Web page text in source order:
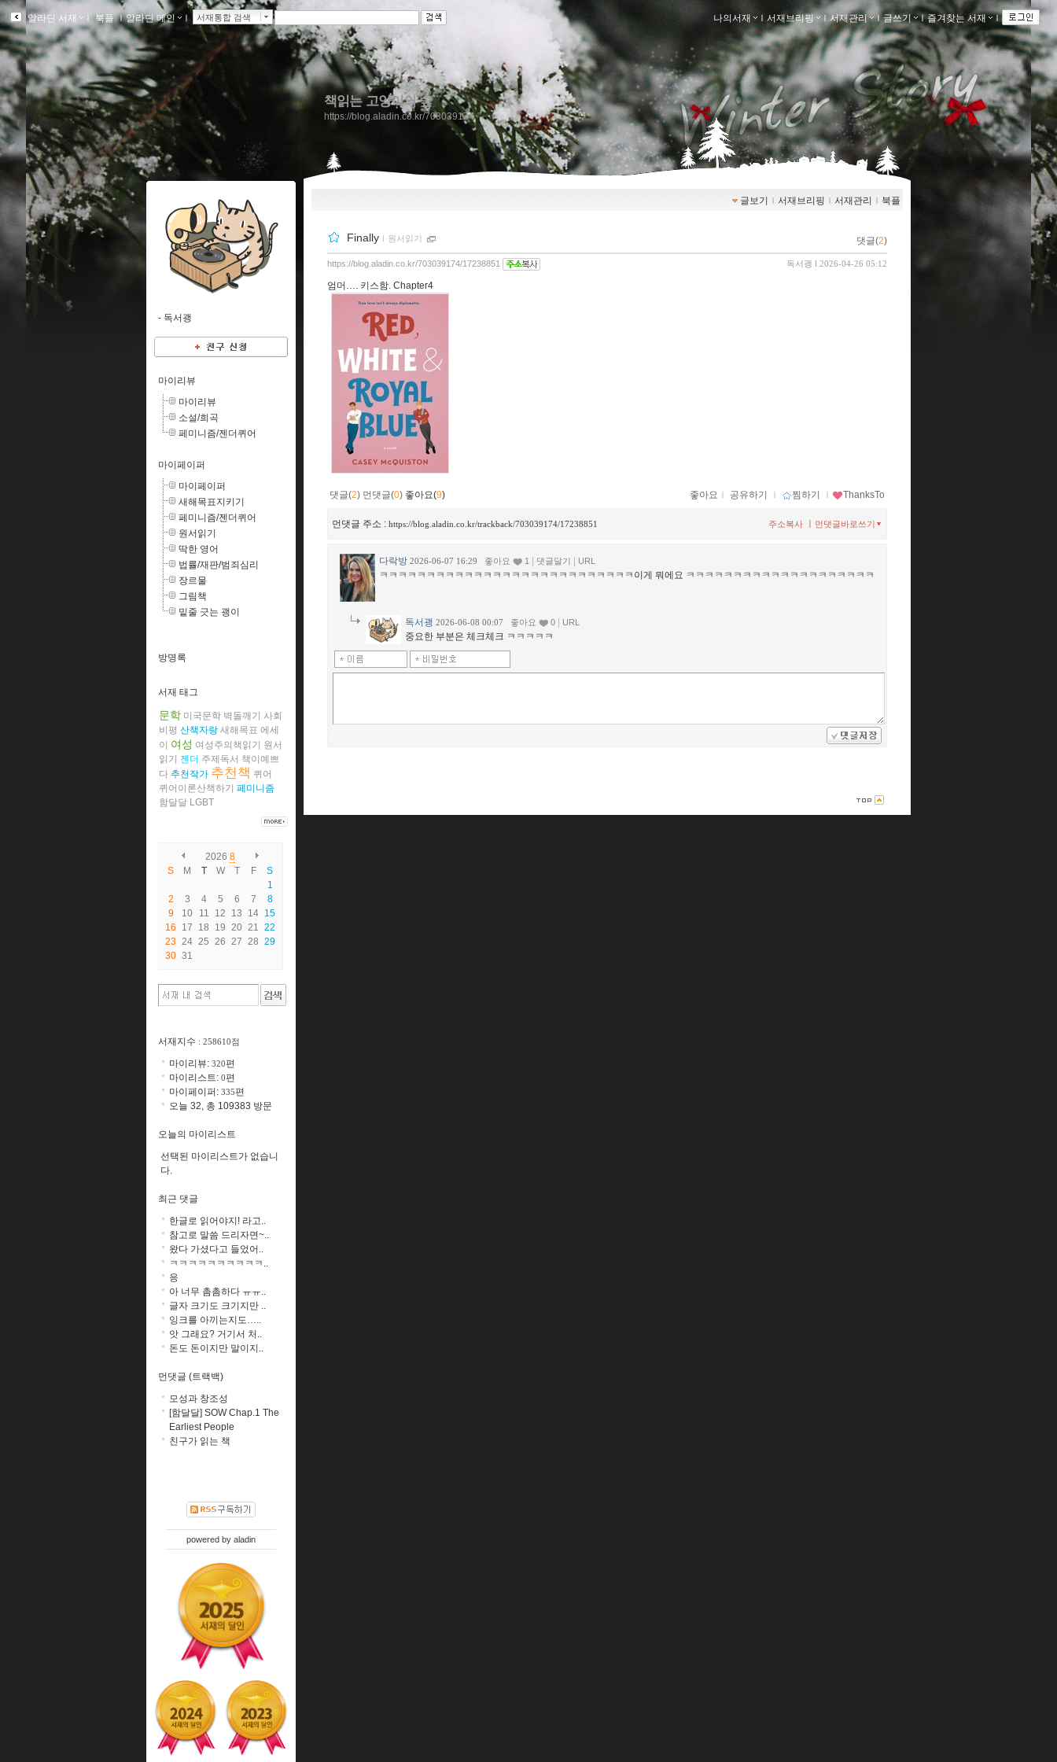
알라딘 서재 ｌ북플ｌ알라딘 메인 ｌ 서재통합 검색 나의서재 ｌ 서재브리핑 ｌ 서재관리 ｌ글쓰기 ｌ즐겨찾는 서재 ｌ
책읽는 고양이의 숲
https://blog.aladin.co.kr/703039174
글보기 ｌ 서재브리핑 ｌ 서재관리 ｌ 북플
Finally ｌ 원서읽기 댓글(2)
독서괭 l 2026-04-26 05:12
https://blog.aladin.co.kr/703039174/17238851
엄머…. 키스함. Chapter4
댓글(2) 먼댓글(0) 좋아요(9) 좋아요 ｌ 공유하기 ｌ 찜하기 ｌ ThanksTo
먼댓글 주소 : https://blog.aladin.co.kr/trackback/703039174/17238851 먼댓글바로쓰기
주소복사
다락방 2026-06-07 16:29 좋아요 1 댓글달기 URL
ㅋㅋㅋㅋㅋㅋㅋㅋㅋㅋㅋㅋㅋㅋㅋㅋㅋㅋㅋㅋㅋㅋㅋㅋㅋㅋㅋ이게 뭐에요 ㅋㅋㅋㅋㅋㅋㅋㅋㅋㅋㅋㅋㅋㅋㅋㅋㅋㅋㅋㅋ
독서괭 2026-06-08 00:07 좋아요 0 URL
중요한 부분은 체크체크 ㅋㅋㅋㅋㅋ
- 독서괭
마이리뷰
마이리뷰
소설/희곡
페미니즘/젠더퀴어
마이페이퍼
마이페이퍼
새해목표지키기
페미니즘/젠더퀴어
원서읽기
딱한 영어
법률/재판/범죄심리
장르물
그림책
밑줄 긋는 괭이
방명록
서재 태그
문학 미국문학 벽돌깨기
사회
비평 산책자랑 새해목표 에세
이
여성 여성주의책읽기
원서
읽기
젠더 주제독서 책이예쁘
다 추천작가 추천책 퀴어
퀴어이론산책하기 페미니즘
함달달 LGBT
2026 8
S
M T W T F
S
1
2
3 4 5 6 7
8
9
10 11 12 13 14 15
16
17 18 19 20 21 22
23 24 25 26 27 28 29
30 31
서재지수 : 258610점
마이리뷰: 320편
마이리스트: 0편
마이페이퍼: 335편
오늘 32, 총 109383 방문
오늘의 마이리스트
선택된 마이리스트가 없습니
다.
최근 댓글
한글로 읽어야지! 라고..
참고로 말씀 드리자면~..
왔다 가셨다고 들었어..
ㅋㅋㅋㅋㅋㅋㅋㅋㅋㅋ..
응
아 너무 촘촘하다 ㅠㅠ..
글자 크기도 크기지만 ..
잉크를 아끼는지도…..
앗 그래요? 거기서 처..
돈도 돈이지만 말이지..
먼댓글 (트랙백)
모성과 창조성
[함달달] SOW Chap.1 The
Earliest People
친구가 읽는 책
powered by aladin